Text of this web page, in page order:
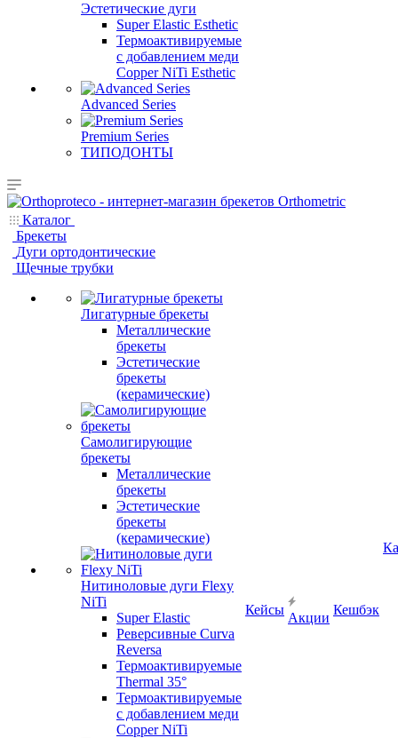
Эстетические дуги
Super Elastic Esthetic
Термоактивируемые
с добавлением меди
Copper NiTi Esthetic
Advanced Series
Premium Series
ТИПОДОНТЫ
Каталог
Брекеты
Дуги ортодонтические
Щечные трубки
Лигатурные брекеты
Металлические
брекеты
Эстетические
брекеты
(керамические)
Самолигирующие
брекеты
Металлические
брекеты
Эстетические
брекеты
(керамические)
Нитиноловые дуги Flexy
NiTi
Super Elastic
Реверсивные Curva
Reversa
Термоактивируемые
Thermal 35°
Термоактивируемые
с добавлением меди
Copper NiTi
Кейсы
Акции
Кешбэк